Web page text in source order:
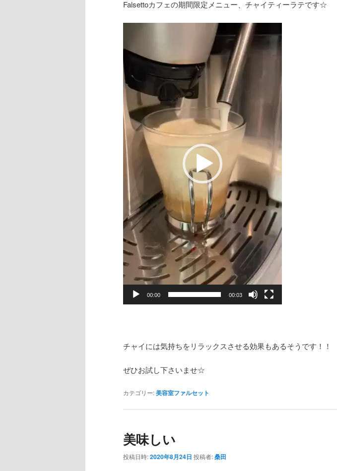
Falsettoカフェの期間限定メニュー、チャイティーラテです☆
プ
レ
ー
ヤ
ー
00:00 00:03
チャイには気持ちをリラックスさせる効果もあるそうです！！
ぜひお試し下さいませ☆
カテゴリー:美容室ファルセット
美味しい
投稿日時:2020年8月24日 投稿者:桑田